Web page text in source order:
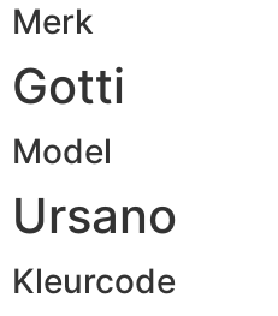
Merk
Gotti
Model
Ursano
Kleurcode